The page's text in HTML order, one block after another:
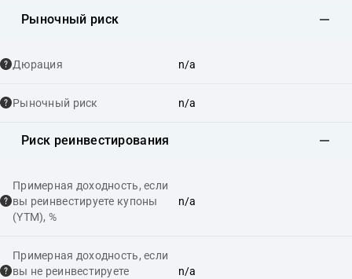
Рыночный риск
Дюрация n/a
Рыночный риск n/a
Риск реинвестирования
Примерная доходность, если
вы реинвестируете купоны
(YTM), %
n/a
Примерная доходность, если
вы не реинвестируете
n/a